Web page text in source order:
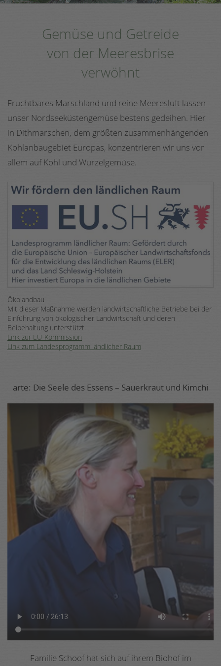
Gemüse und Getreide
von der Meeresbrise
verwöhnt
Fruchtbares Marschland und reine Meeresluft lassen
unser Nordseeküstengemüse bestens gedeihen. Hier
in Dithmarschen, dem größten zusammenhängenden
Kohlanbaugebiet Europas, konzentrieren wir uns vor
allem auf Kohl und Wurzelgemüse.
Ökolandbau
Mit dieser Maßnahme werden landwirtschaftliche Betriebe bei der
Einführung von ökologischer Landwirtschaft und deren
Beibehaltung unterstützt.
Link zur EU-Kommission
Link zum Landesprogramm ländlicher Raum
arte: Die Seele des Essens – Sauerkraut und Kimchi
Familie Schoof hat sich auf ihrem Biohof im